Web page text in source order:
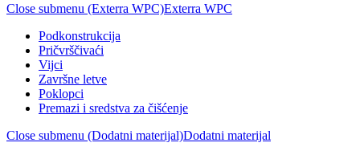
Close submenu (Exterra WPC)Exterra WPC
Podkonstrukcija
Pričvrščivaći
Vijci
Završne letve
Poklopci
Premazi i sredstva za čišćenje
Close submenu (Dodatni materijal)Dodatni materijal